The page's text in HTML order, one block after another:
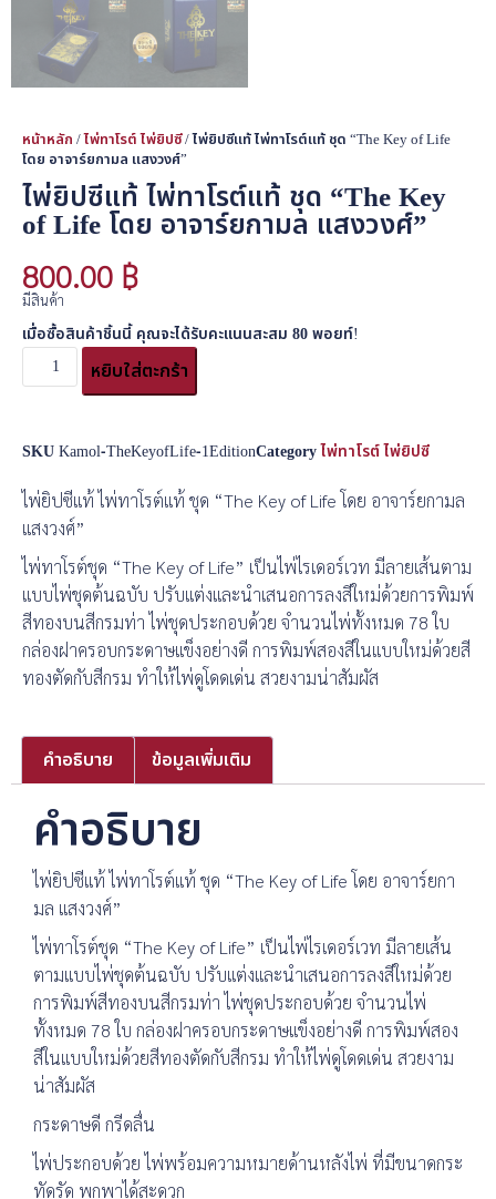
หน้าหลัก /ไพ่ทาโรต์ ไพ่ยิปซี/ ไพ่ยิปซีแท้ ไพ่ทาโรต์แท้ ชุด “The Key of Life
โดย อาจาร์ยกามล แสงวงศ์”
ไพ่ยิปซีแท้ ไพ่ทาโรต์แท้ ชุด “The Key
of Life โดย อาจาร์ยกามล แสงวงศ์”
800.00 ฿
มีสินค้า
เมื่อซื้อสินค้าชิ้นนี้ คุณจะได้รับคะแนนสะสม 80พอยท์!
หยิบใส่ตะกร้า
SKUKamol-TheKeyofLife-1EditionCategoryไพ่ทาโรต์ ไพ่ยิปซี
ไพ่ยิปซีแท้ ไพ่ทาโรต์แท้ ชุด “The Key of Life โดย อาจาร์ยกามล
แสงวงศ์”
ไพ่ทาโรต์ชุด “The Key of Life” เป็นไพ่ไรเดอร์เวท มีลายเส้นตาม
แบบไพ่ชุดต้นฉบับ ปรับแต่งและนำเสนอการลงสีใหม่ด้วยการพิมพ์
สีทองบนสีกรมท่า ไพ่ชุดประกอบด้วย จำนวนไพ่ทั้งหมด 78 ใบ
กล่องฝาครอบกระดาษแข็งอย่างดี การพิมพ์สองสีในแบบใหม่ด้วยสี
ทองตัดกับสีกรม ทำให้ไพ่ดูโดดเด่น สวยงามน่าสัมผัส
คำอธิบาย ข้อมูลเพิ่มเติม
คำอธิบาย
ไพ่ยิปซีแท้ ไพ่ทาโรต์แท้ ชุด “The Key of Life โดย อาจาร์ยกา
มล แสงวงศ์”
ไพ่ทาโรต์ชุด “The Key of Life” เป็นไพ่ไรเดอร์เวท มีลายเส้น
ตามแบบไพ่ชุดต้นฉบับ ปรับแต่งและนำเสนอการลงสีใหม่ด้วย
การพิมพ์สีทองบนสีกรมท่า ไพ่ชุดประกอบด้วย จำนวนไพ่
ทั้งหมด 78 ใบ กล่องฝาครอบกระดาษแข็งอย่างดี การพิมพ์สอง
สีในแบบใหม่ด้วยสีทองตัดกับสีกรม ทำให้ไพ่ดูโดดเด่น สวยงาม
น่าสัมผัส
กระดาษดี กรีดลื่น
ไพ่ประกอบด้วย ไพ่พร้อมความหมายด้านหลังไพ่ ที่มีขนาดกระ
ทัดรัด พกพาได้สะดวก